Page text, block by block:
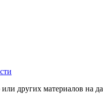
других материалов на